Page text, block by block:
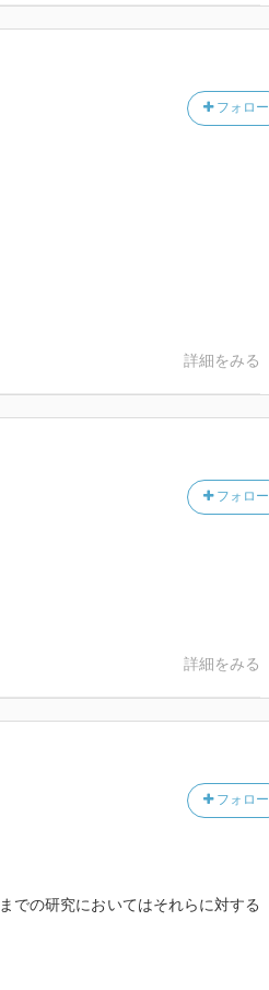
フォロー
詳細をみる
フォロー
詳細をみる
フォロー
での研究においてはそれらに対する